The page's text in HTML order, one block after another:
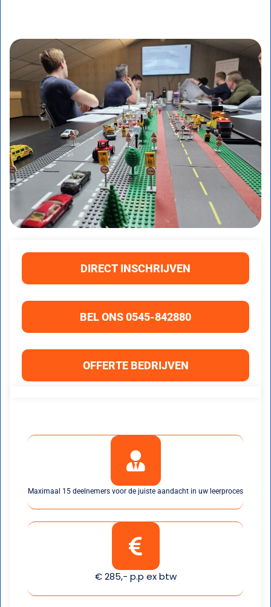
DIRECT INSCHRIJVEN
BEL ONS 0545-842880
OFFERTE BEDRIJVEN
Maximaal 15 deelnemers voor de juiste aandacht in uw leerproces
€ 285,- p.p ex btw